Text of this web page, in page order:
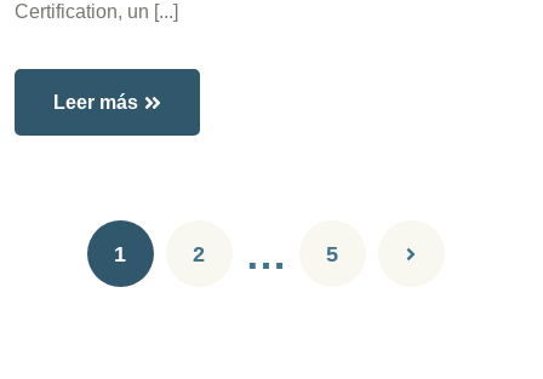
Certification, un [...]
Leer más
1 2 … 5